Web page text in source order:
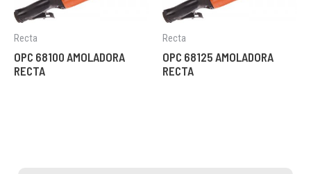
Recta
OPC 68100 AMOLADORA
RECTA
Recta
OPC 68125 AMOLADORA
RECTA